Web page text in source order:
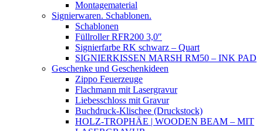
Montagematerial
Signierwaren. Schablonen.
Schablonen
Füllroller RFR200 3,0″
Signierfarbe RK schwarz – Quart
SIGNIERKISSEN MARSH RM50 – INK PAD
Geschenke und Geschenkideen
Zippo Feuerzeuge
Flachmann mit Lasergravur
Liebesschloss mit Gravur
Buchdruck-Klischee (Druckstock)
HOLZ-TROPHÄE | WOODEN BEAM – MIT